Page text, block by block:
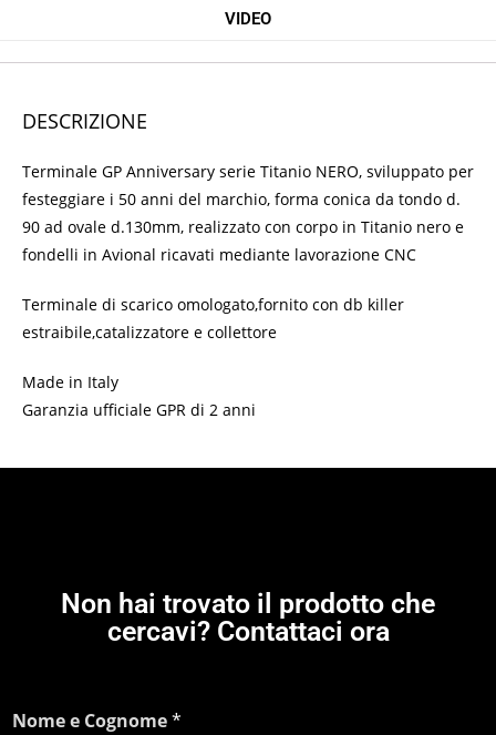
VIDEO
DESCRIZIONE
Terminale GP Anniversary serie Titanio NERO, sviluppato per
festeggiare i 50 anni del marchio, forma conica da tondo d.
90 ad ovale d.130mm, realizzato con corpo in Titanio nero e
fondelli in Avional ricavati mediante lavorazione CNC
Terminale di scarico omologato,fornito con db killer
estraibile,catalizzatore e collettore
Made in Italy
Garanzia ufficiale GPR di 2 anni
Non hai trovato il prodotto che
cercavi? Contattaci ora
Nome e Cognome*